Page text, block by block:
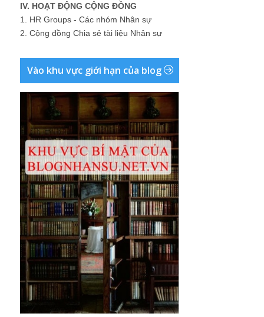
IV. HOẠT ĐỘNG CỘNG ĐỒNG
1. HR Groups - Các nhóm Nhân sự
2. Cộng đồng Chia sẻ tài liệu Nhân sự
Vào khu vực giới hạn của blog